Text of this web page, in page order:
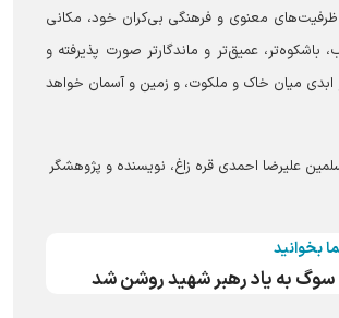
معنوی و فرهنگی بی‌کران خود، مکانی
باشکوه‌تر، عمیق‌تر و ماندگارتر صورت پذیرفته و
و ابدی میان خاک و ملکوت، و زمین و آسمان خواهد
علیرضا احمدی قره زاغ، نویسنده و پژوهشگر
بخوانید
به یاد رهبر شهید روشن شد